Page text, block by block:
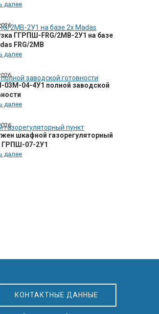
далее
ГГРПШ-FRG/2MB-2У1 на базе
FRG/2MB
далее
03М-04-4У1 полной заводской
далее
шкафной газорегуляторный
ГРПШ-07-2У1
далее
КОНТАКТНЫЕ ДАННЫЕ